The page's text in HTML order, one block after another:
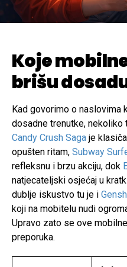
Koje
brišu
Kad govorimo o naslovima
dosadne trenutke, nekoliko
Candy Crush Saga je
opušten ritam, Subway
refleksnu i brzu akciju, dok
natjecateljski osjećaj u
dublje iskustvo tu je i
koji na mobitelu nudi
Upravo zato se ove
preporuka.